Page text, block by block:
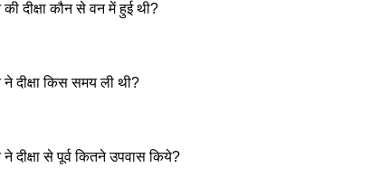
दीक्षा कौन से वन में हुई थी?
दीक्षा किस समय ली थी?
दीक्षा से पूर्व कितने उपवास किये?